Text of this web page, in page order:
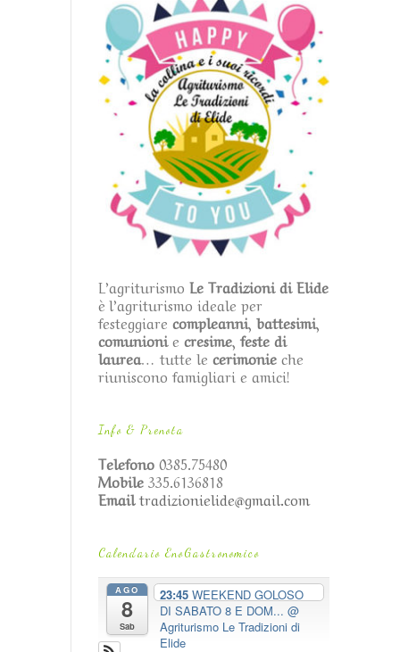
L’agriturismo Le Tradizioni di Elide
è l’agriturismo ideale per
festeggiare compleanni battesimi
comunioni e cresime feste di
laurea … tutte le cerimonie che
riuniscono famigliari e amici!
Info & Prenota
Telefono 0385.75480
Mobile 335.6136818
Email tradizionielide@gmail.com
Calendario EnoGastronomico
AGO
8
Sab
23:45 WEEKEND GOLOSO
DI SABATO 8 E DOM... @
Agriturismo Le Tradizioni di
Elide